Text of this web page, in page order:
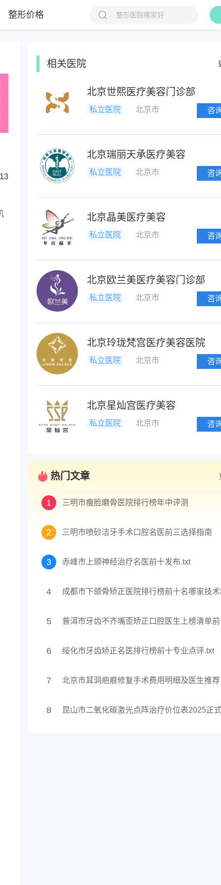
整形价格
相关医院
北京世熙医疗美容门诊部
私立医院 北京市 咨
北京瑞丽天承医疗美容
私立医院 北京市 咨
北京晶美医疗美容
私立医院 北京市 咨
北京欧兰美医疗美容门诊部
私立医院 北京市 咨
北京玲珑梵宫医疗美容医院
私立医院 北京市 咨
北京星灿宫医疗美容
私立医院 北京市 咨
热门文章
1 三明市瘦脸磨骨医院排行榜年中评测
2 三明市喷砂洁牙手术口腔名医前三选择指南
3 赤峰市上颌神经治疗名医前十发布.txt
4
5
6 绥化市牙齿矫正名医排行榜前十专业点评.txt
7 北京市耳洞疤痕修复手术费用明细及医生推荐
8 昆山市二氧化碳激光点阵治疗价位表2025正